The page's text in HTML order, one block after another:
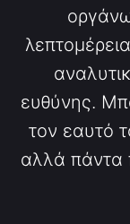
ευθύνης.
τον εαυτό
αλλά πάντα